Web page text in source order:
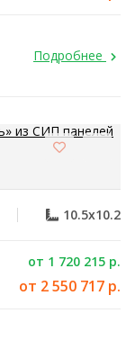
Подробнее
10.5x10.2
от 1 720 215 р.
от 2 550 717 р.